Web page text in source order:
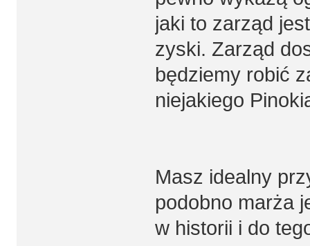
jaki to zarząd
zyski. Zarząd
będziemy robić
niejakiego
Masz idealny
podobno marża
w historii i do